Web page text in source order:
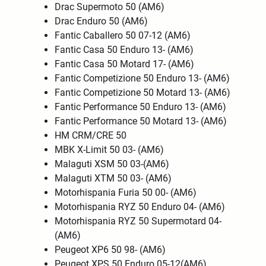
Drac Supermoto 50 (AM6)
Drac Enduro 50 (AM6)
Fantic Caballero 50 07-12 (AM6)
Fantic Casa 50 Enduro 13- (AM6)
Fantic Casa 50 Motard 17- (AM6)
Fantic Competizione 50 Enduro 13- (AM6)
Fantic Competizione 50 Motard 13- (AM6)
Fantic Performance 50 Enduro 13- (AM6)
Fantic Performance 50 Motard 13- (AM6)
HM CRM/CRE 50
MBK X-Limit 50 03- (AM6)
Malaguti XSM 50 03-(AM6)
Malaguti XTM 50 03- (AM6)
Motorhispania Furia 50 00- (AM6)
Motorhispania RYZ 50 Enduro 04- (AM6)
Motorhispania RYZ 50 Supermotard 04-
(AM6)
Peugeot XP6 50 98- (AM6)